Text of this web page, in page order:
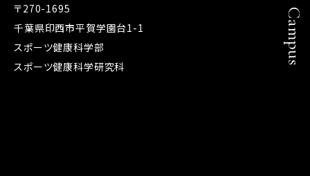
Campus
〒270-1695
千葉県印西市平賀学園台1-1
スポーツ健康科学部
スポーツ健康科学研究科